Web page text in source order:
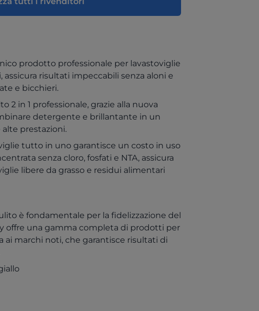
prodotto professionale per lavastoviglie
risultati impeccabili senza aloni e
e bicchieri.
2 in 1 professionale, grazie alla nuova
detergente e brillantante in un
prestazioni.
tutto in uno garantisce un costo in uso
senza cloro, fosfati e NTA, assicura
libere da grasso e residui alimentari
è fondamentale per la fidelizzazione del
offre una gamma completa di prodotti per
ai marchi noti, che garantisce risultati di